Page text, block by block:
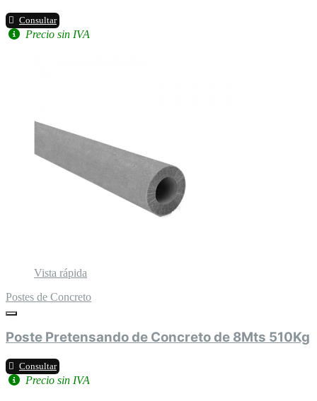
Consultar
Precio sin IVA
Vista rápida
Postes de Concreto
Poste Pretensando de Concreto de 8Mts 510Kg
Consultar
Precio sin IVA